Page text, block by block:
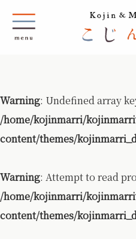
Warning: Undefined array
/home/kojinmarri/
content/themes/
Warning: Attempt to read
/home/kojinmarri/
content/themes/